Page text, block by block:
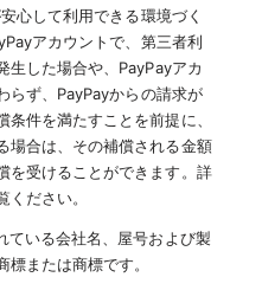
心して利用できる環境づく
アカウントで、第三者利
生した場合や、PayPayアカ
らず、PayPayからの請求が
件を満たすことを前提に、
場合は、その補償される金額
を受けることができます。詳
ください。
ている会社名、屋号および製
または商標です。